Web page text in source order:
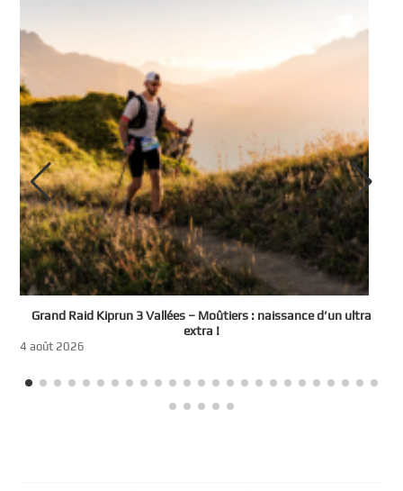
Grand Raid Kiprun 3 Vallées – Moûtiers : naissance d’un ultra
extra !
4 août 2026